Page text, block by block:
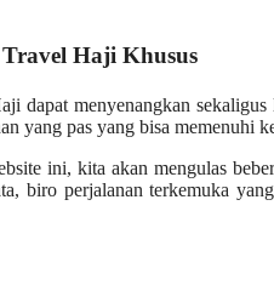
Haji Khusus
dapat menyenangkan
yang pas yang bisa memenuhi
ini, kita akan mengulas
biro perjalanan terkemuka